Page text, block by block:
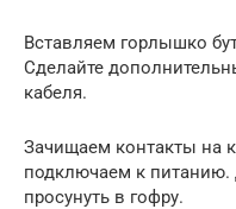
Вставляем горлышко
Сделайте
кабеля.
Зачищаем контакты на
подключаем к
просунуть в гофру.